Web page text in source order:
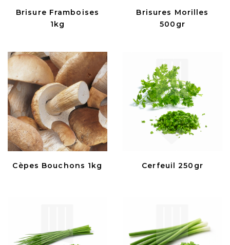
Brisure Framboises
1kg
Brisures Morilles
500gr
Cèpes Bouchons 1kg Cerfeuil 250gr